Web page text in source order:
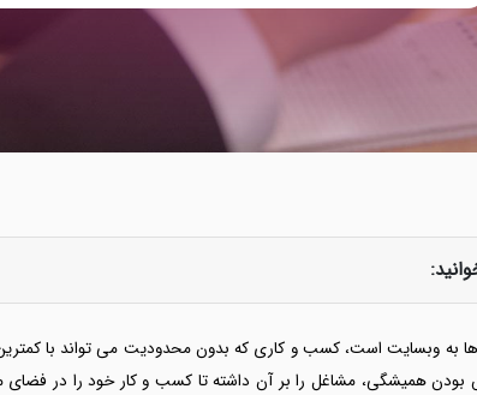
به وبسایت است، کسب و کاری که بدون محدودیت می تواند با
بودن همیشگی، مشاغل را بر آن داشته تا کسب و کار خود را در فضای